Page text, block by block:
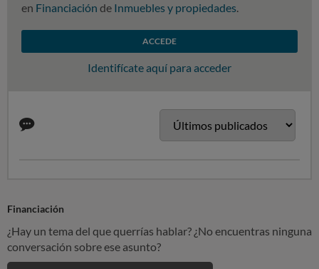
en Financiación de Inmuebles y propiedades.
ACCEDE
Identifícate aquí para acceder
Financiación
¿Hay un tema del que querrías hablar? ¿No encuentras ninguna
conversación sobre ese asunto?